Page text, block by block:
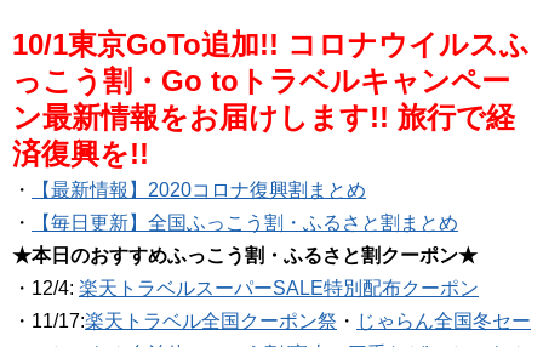
10/1東京GoTo追加!! コロナウイルスふ
っこう割・Go toトラベルキャンペー
ン最新情報をお届けします!! 旅行で経
済復興を!!
・
【最新情報】2020コロナ復興割まとめ
・
【毎日更新】全国ふっこう割・ふるさと割まとめ
★本日のおすすめふっこう割・ふるさと割クーポン★
・12/4: 楽天トラベルスーパーSALE特別配布クーポン
・11/17:楽天トラベル全国クーポン祭 ・ じゃらん全国冬セー